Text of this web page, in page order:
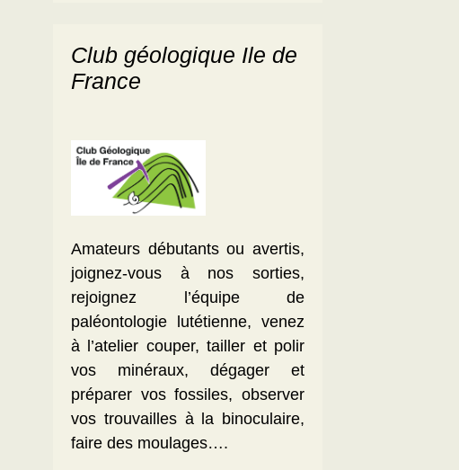
Club géologique Ile de
France
Amateurs débutants ou avertis,
joignez-vous à nos sorties,
rejoignez l’équipe de
paléontologie lutétienne, venez
à l’atelier couper, tailler et polir
vos minéraux, dégager et
préparer vos fossiles, observer
vos trouvailles à la binoculaire,
faire des moulages….